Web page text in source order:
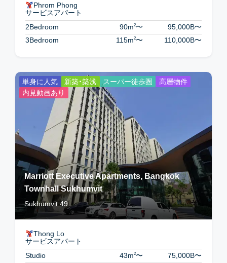
Phrom Phong
サービスアパート
2Bedroom
90m2〜 95,000B〜
3Bedroom
115m2〜 110,000B〜
単身に人気 新築・築浅 スーパー徒歩圏
高層物件
内見動画あり
Marriott Executive Apartments, Bangkok
Townhall Sukhumvit
Sukhumvit 49
Thong Lo
サービスアパート
Studio
43m2〜 75,000B〜